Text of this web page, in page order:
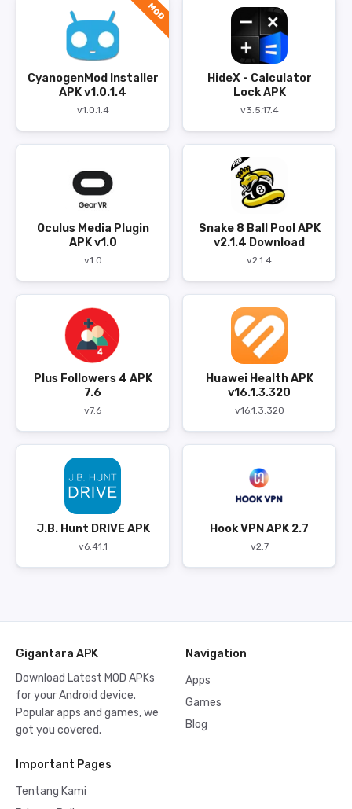
MOD
CyanogenMod Installer
APK v1.0.1.4
v1.0.1.4
HideX - Calculator
Lock APK
v3.5.17.4
Oculus Media Plugin
APK v1.0
v1.0
Snake 8 Ball Pool APK
v2.1.4 Download
v2.1.4
Plus Followers 4 APK
7.6
v7.6
Huawei Health APK
v16.1.3.320
v16.1.3.320
J.B. Hunt DRIVE APK
v6.41.1
Hook VPN APK 2.7
v2.7
Gigantara APK
Download Latest MOD APKs
for your Android device.
Popular apps and games, we
got you covered.
Navigation
Apps
Games
Blog
Important Pages
Tentang Kami